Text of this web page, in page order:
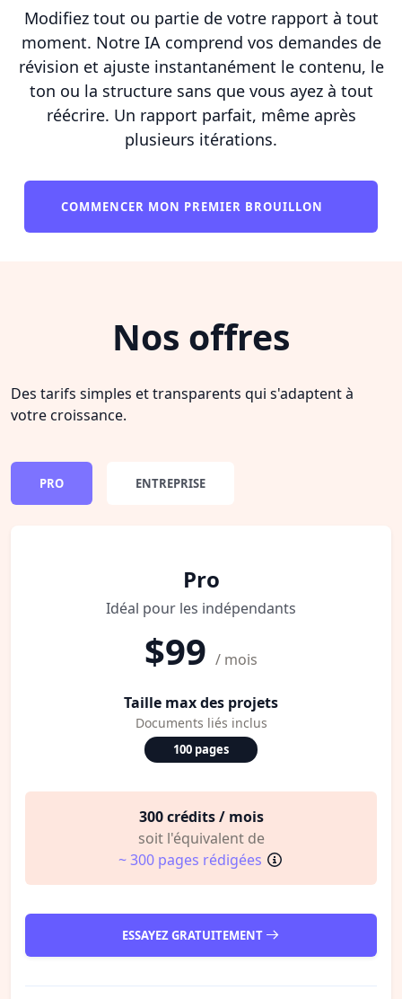
Modifiez tout ou partie de votre rapport à tout
moment. Notre IA comprend vos demandes de
révision et ajuste instantanément le contenu, le
ton ou la structure sans que vous ayez à tout
réécrire. Un rapport parfait, même après
plusieurs itérations.
COMMENCER MON PREMIER BROUILLON
Nos offres
Des tarifs simples et transparents qui s'adaptent à
votre croissance.
PRO ENTREPRISE
Pro
Idéal pour les indépendants
$99 / mois
Taille max des projets
Documents liés inclus
100 pages
300 crédits / mois
soit l'équivalent de
~ 300 pages rédigées
ESSAYEZ GRATUITEMENT